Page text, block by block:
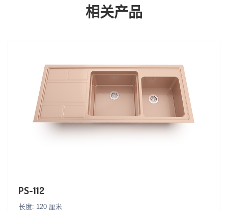
相关产品
PS-112
长度: 120 厘米